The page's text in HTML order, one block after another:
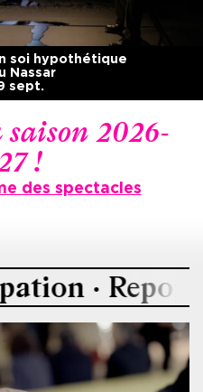
soi hypothétique
Nassar
sept.
2026-
!
des spectacles